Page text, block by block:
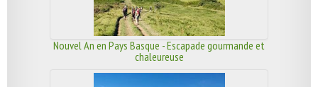
Nouvel An en Pays Basque - Escapade gourmande et
chaleureuse